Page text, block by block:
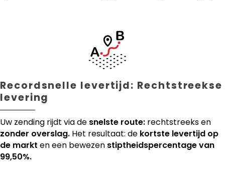
Recordsnelle levertijd: Rechtstreekse
levering
Uw zending rijdt via de snelste route: rechtstreeks en
zonder overslag. Het resultaat: de kortste levertijd op
de markt en een bewezen stiptheidspercentage van
99,50%.